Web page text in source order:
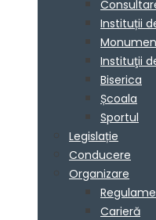
Instituții
Instituţii
Biserica
Școala
Sportul
Legislație
Conducere
Organizare
Carieră